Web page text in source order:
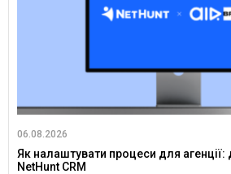
06.08.2026
Як налаштувати процеси для агенції:
NetHunt CRM